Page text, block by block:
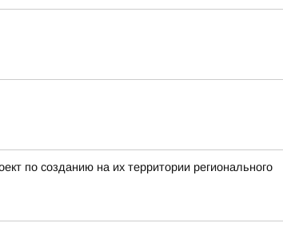
по созданию на их территории регионального